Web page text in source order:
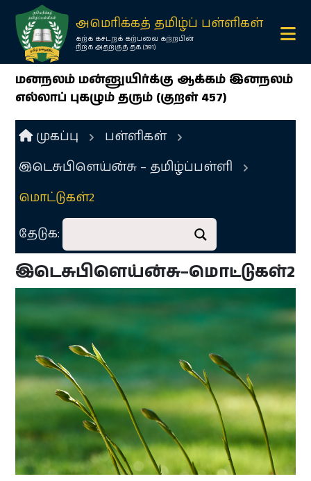
அமெரிக்கத் தமிழ்ப் பள்ளிகள்
கற்க கசடறக் கற்பவை கற்றபின்
நிற்க அதற்குத் தக.(391)
×
மனநலம் மன்னுயிர்க்கு ஆக்கம் இனநலம்
எல்லாப் புகழும் தரும் (குறள் 457)
முகப்பு
பள்ளிகள்
இடெசுபிளெய்ன்சு – தமிழ்ப்பள்ளி
மொட்டுகள்2
தேடுக:
இடெசுபிளெய்ன்சு–மொட்டுகள்2